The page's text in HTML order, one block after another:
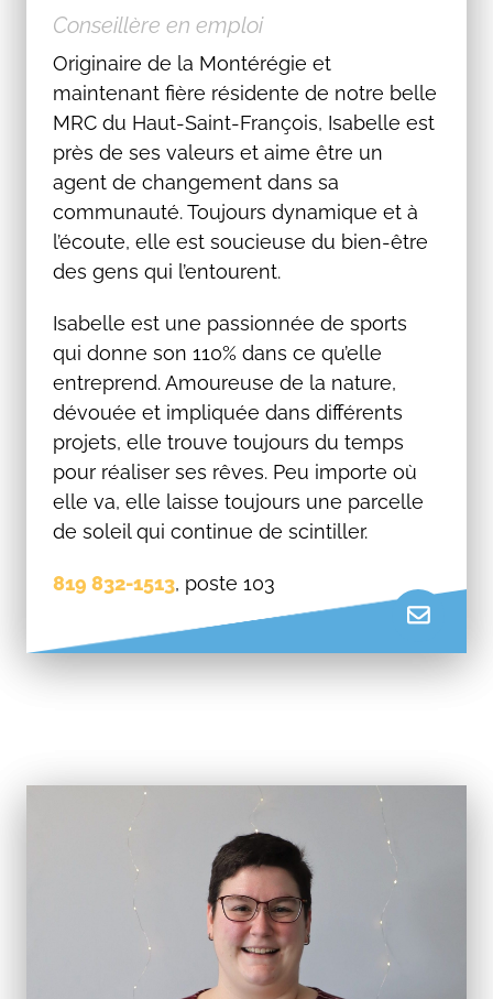
Conseillère en emploi
Originaire de la Montérégie et
maintenant fière résidente de notre belle
MRC du Haut-Saint-François, Isabelle est
près de ses valeurs et aime être un
agent de changement dans sa
communauté. Toujours dynamique et à
l’écoute, elle est soucieuse du bien-être
des gens qui l’entourent.
Isabelle est une passionnée de sports
qui donne son 110% dans ce qu’elle
entreprend. Amoureuse de la nature,
dévouée et impliquée dans différents
projets, elle trouve toujours du temps
pour réaliser ses rêves. Peu importe où
elle va, elle laisse toujours une parcelle
de soleil qui continue de scintiller.
819 832-1513, poste 103